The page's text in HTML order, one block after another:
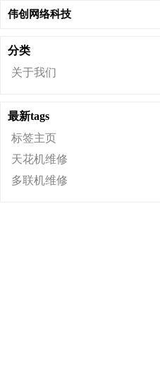
伟创网络科技
分类
关于我们
最新tags
标签主页
天花机维修
多联机维修